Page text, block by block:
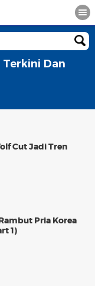
Dan
Cut Jadi Tren
Pria Korea
1)